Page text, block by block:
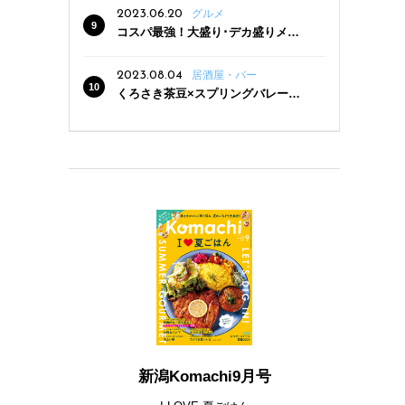
2023.06.20
グルメ
コスパ最強！大盛り･デカ盛りメニ
2023.08.04
居酒屋・バー
くろさき茶豆×スプリングバレー豊
新潟Komachi9月号